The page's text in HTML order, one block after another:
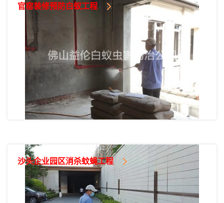
官窑装修预防白蚁工程
沙头企业园区消杀蚊蝇工程